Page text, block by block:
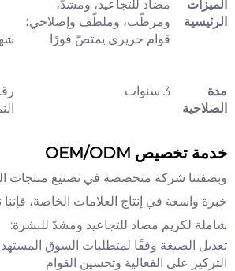
الميزات
الرئيسية
مضاد للتجاعيد، ومشدّ،
ومرطّب، وملطّف وإصلاحي؛
قوام حريري يمتصّ فورًا
مدة
الصلاحية
3 سنوات
خدمة تخصيص OEM/ODM
وبصفتنا شركة متخصصة في تصنيع منتجات
خبرة واسعة في إنتاج العلامات الخاصة،
شاملة لكريم مضاد للتجاعيد ومشدّ للبشرة:
تعديل الصيغة وفقًا لمتطلبات السوق
التركيز على الفعالية وتحسين القوام